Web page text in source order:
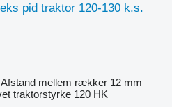
pid traktor 120-130 k.s.
Afstand mellem rækker 12 mm
traktorstyrke 120 HK